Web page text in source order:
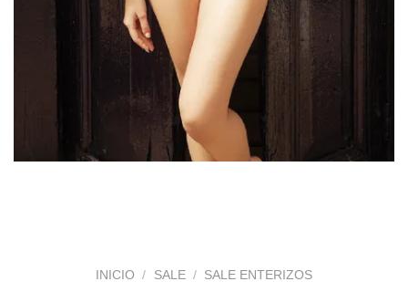
INICIO / SALE / SALE ENTERIZOS